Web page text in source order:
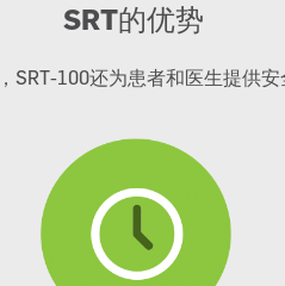
SRT的优势
SRT-100还为患者和医生提供